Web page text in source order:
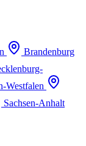
Brandenburg
Westfalen
Sachsen-Anhalt